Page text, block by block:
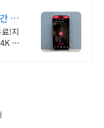
보
!지
스